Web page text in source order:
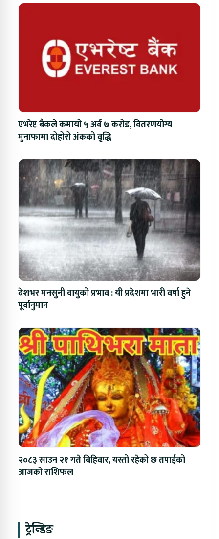
एभरेष्ट बैंकले कमायो ५ अर्ब ७ करोड, वितरणयोग्य
मुनाफामा दोहोरो अंकको वृद्धि
देशभर मनसुनी वायुको प्रभाव : यी प्रदेशमा भारी वर्षा हुने
पूर्वानुमान
२०८३ साउन २१ गते बिहिवार, यस्तो रहेको छ तपाईको
आजको राशिफल
ट्रेन्डिङ